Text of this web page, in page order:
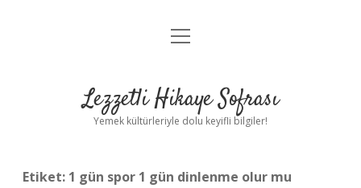
Anasayfa
Yasal Uyarı
menüyü
Lezzetli Hikaye Sofrası
Yemek kültürleriyle dolu keyifli bilgiler!
Etiket: 1 gün spor 1 gün dinlenme olur mu